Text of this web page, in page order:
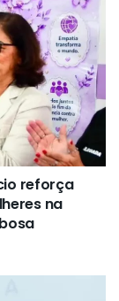
reforça
na